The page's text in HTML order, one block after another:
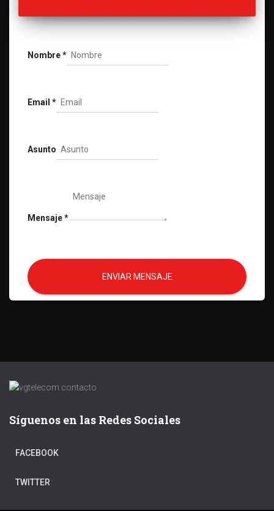
Nombre*
Email *
Asunto
Mensaje*
ENVIAR MENSAJE
Síguenos en las Redes Sociales
FACEBOOK
TWITTER